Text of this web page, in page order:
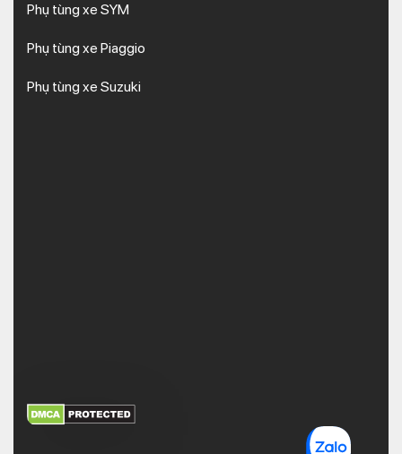
Phụ tùng xe SYM
Phụ tùng xe Piaggio
Phụ tùng xe Suzuki
XEM THÊM